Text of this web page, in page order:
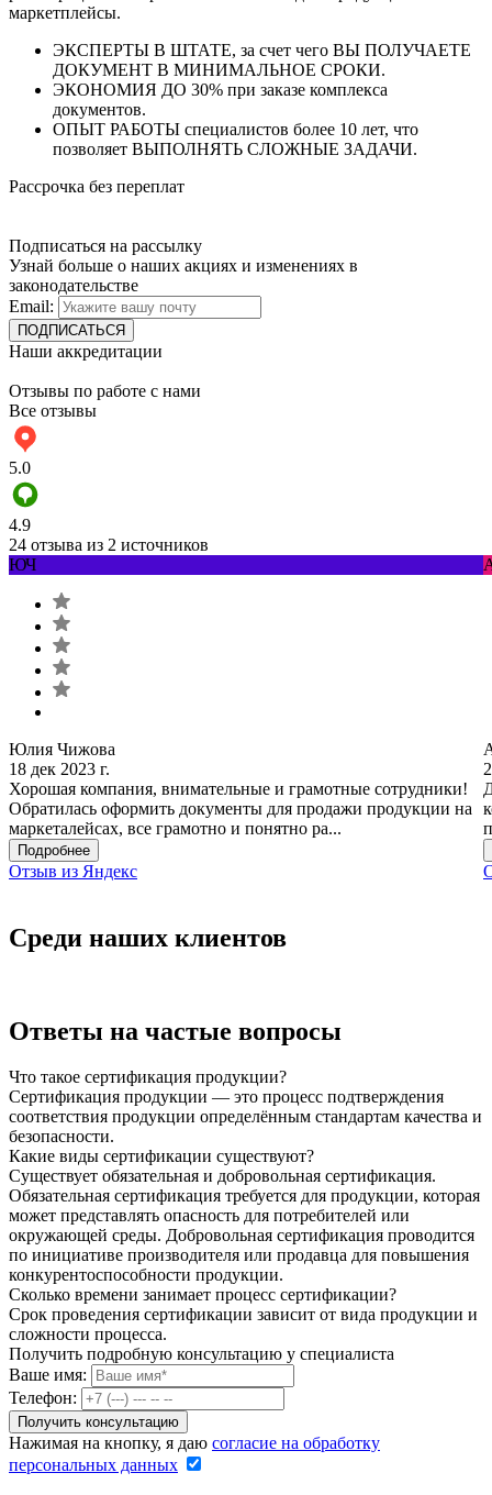
маркетплейсы.
ЭКСПЕРТЫ В ШТАТЕ, за счет чего ВЫ ПОЛУЧАЕТЕ
ДОКУМЕНТ В МИНИМАЛЬНОЕ СРОКИ.
ЭКОНОМИЯ ДО 30% при заказе комплекса
документов.
ОПЫТ РАБОТЫ специалистов более 10 лет, что
позволяет ВЫПОЛНЯТЬ СЛОЖНЫЕ ЗАДАЧИ.
Рассрочка без переплат
Подписаться на рассылку
Узнай больше о наших акциях и изменениях в
законодательстве
Email:
Наши аккредитации
Отзывы по работе с нами
Все отзывы
5.0
4.9
24 отзыва из 2 источников
ЮЧ
Юлия Чижова
18 дек 2023 г.
Хорошая компания, внимательные и грамотные сотрудники!
Обратилась оформить документы для продажи продукции на
маркеталейсах, все грамотно и понятно ра...
Подробнее
Отзыв из Яндекс
Среди наших клиентов
Ответы на частые вопросы
Что такое сертификация продукции?
Сертификация продукции — это процесс подтверждения
соответствия продукции определённым стандартам качества и
безопасности.
Какие виды сертификации существуют?
Существует обязательная и добровольная сертификация.
Обязательная сертификация требуется для продукции, которая
может представлять опасность для потребителей или
окружающей среды. Добровольная сертификация проводится
по инициативе производителя или продавца для повышения
конкурентоспособности продукции.
Сколько времени занимает процесс сертификации?
Срок проведения сертификации зависит от вида продукции и
сложности процесса.
Получить подробную консультацию у специалиста
Ваше имя:
Телефон:
Нажимая на кнопку, я даю согласие на обработку
персональных данных